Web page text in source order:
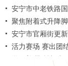
活力赛场 赛出团
学习善洲精神 践
云南弘祥化工有
智启建造新范式
追寻红色印记 凝